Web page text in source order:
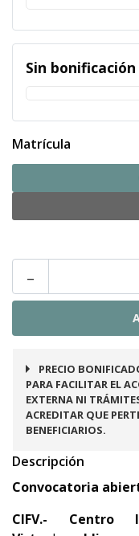
Sin bonificación
Matrícula
-
PRECIO
PARA FACILITAR EL
EXTERNA NI
ACREDITAR QUE
BENEFICIARIOS.
Descripción
Convocatoria
CIFV.- Centro